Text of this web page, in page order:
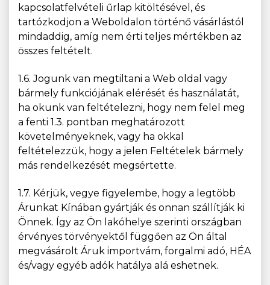
kapcsolatfelvételi űrlap kitöltésével, és
tartózkodjon a Weboldalon történő vásárlástól
mindaddig, amíg nem érti teljes mértékben az
összes feltételt.
1.6. Jogunk van megtiltani a Web oldal vagy
bármely funkciójának elérését és használatát,
ha okunk van feltételezni, hogy nem felel meg
a fenti 1.3. pontban meghatározott
követelményeknek, vagy ha okkal
feltételezzük, hogy a jelen Feltételek bármely
más rendelkezését megsértette.
1.7. Kérjük, vegye figyelembe, hogy a legtöbb
Árunkat Kínában gyártják és onnan szállítják ki
Önnek. Így az Ön lakóhelye szerinti országban
érvényes törvényektől függően az Ön által
megvásárolt Áruk importvám, forgalmi adó, HÉA
és/vagy egyéb adók hatálya alá eshetnek.